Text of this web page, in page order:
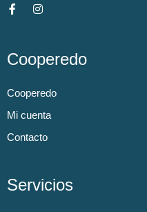
Cooperedo
Cooperedo
Mi cuenta
Contacto
Servicios